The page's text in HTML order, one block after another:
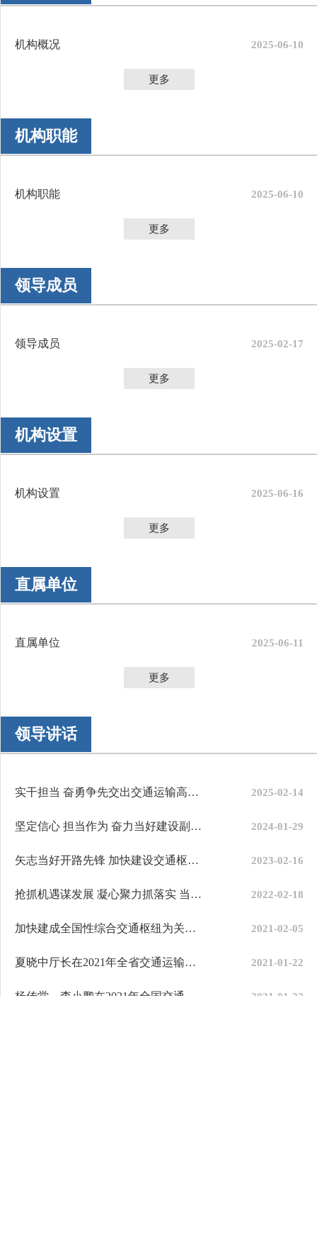
机构概况 2025-06-10
更多
机构职能
机构职能 2025-06-10
更多
领导成员
领导成员 2025-02-17
更多
机构设置
机构设置 2025-06-16
更多
直属单位
直属单位 2025-06-11
更多
领导讲话
实干担当 奋勇争先交出交通运输高质量发展新答卷——张... 2025-02-14
坚定信心 担当作为 奋力当好建设副中心、打造先行区的开... 2024-01-29
矢志当好开路先锋 加快建设交通枢纽 奋力谱写宝鸡交通运... 2023-02-16
抢抓机遇谋发展 凝心聚力抓落实 当好关中平原副中心城... 2022-02-18
加快建成全国性综合交通枢纽为关中平原城市群副中心建设... 2021-02-05
夏晓中厅长在2021年全省交通运输工作会议上的报告 2021-01-22
2021-01-22